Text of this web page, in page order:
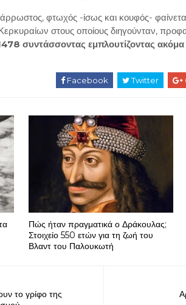
άρρωστος, φτωχός -ίσως και κουφός-
στους οποίους διηγούνταν,
συντάσσοντας εμπλουτίζοντας
Facebook Twitter
Πώς ήταν πραγματικά ο Δράκουλας;
Στοιχείο 550 ετών για τη ζωή του
Βλαντ του Παλουκωτή
το γρίφο της